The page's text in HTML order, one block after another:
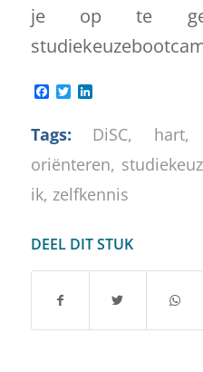
je op te
Facebook
TwitterLinkedIn
Tags: DiSC, hart,
oriënteren,
ik, zelfkennis
DEEL DIT STUK